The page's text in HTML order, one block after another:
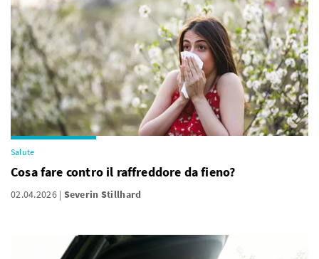
Salute
Cosa fare contro il raffreddore da fieno?
02.04.2026 Severin Stillhard